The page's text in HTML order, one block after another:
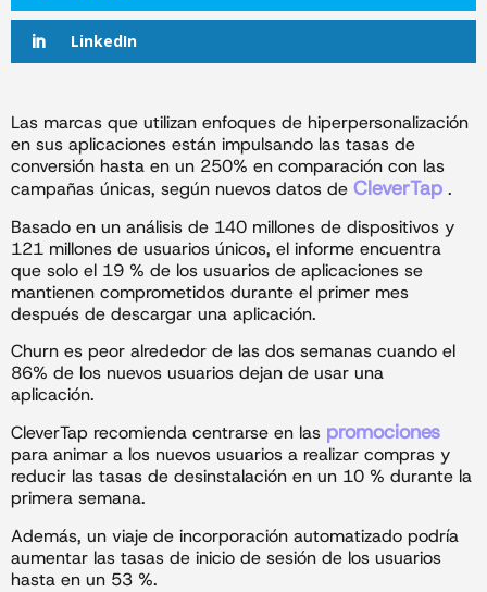
LinkedIn
Las marcas que utilizan enfoques de hiperpersonalización
en sus aplicaciones están impulsando las tasas de
conversión hasta en un 250% en comparación con las
campañas únicas, según nuevos datos de CleverTap .
Basado en un análisis de 140 millones de dispositivos y
121 millones de usuarios únicos, el informe encuentra
que solo el 19 % de los usuarios de aplicaciones se
mantienen comprometidos durante el primer mes
después de descargar una aplicación.
Churn es peor alrededor de las dos semanas cuando el
86% de los nuevos usuarios dejan de usar una
aplicación.
CleverTap recomienda centrarse en las promociones
para animar a los nuevos usuarios a realizar compras y
reducir las tasas de desinstalación en un 10 % durante la
primera semana.
Además, un viaje de incorporación automatizado podría
aumentar las tasas de inicio de sesión de los usuarios
hasta en un 53 %.